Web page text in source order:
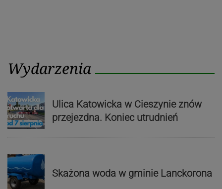
Wydarzenia
Ulica Katowicka w Cieszynie znów
przejezdna. Koniec utrudnień
Skażona woda w gminie Lanckorona